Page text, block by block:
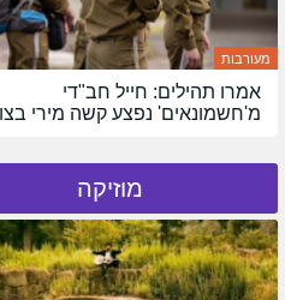
מעורבות
אמרו תהילים: חייל חב"די
מ'חשמונאים' נפצע קשה מירי
מוזיקה